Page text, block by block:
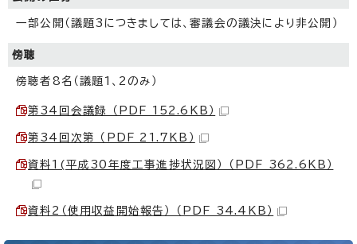
一部公開（議題3につきましては、審議会の議決により非公開）
傍聴
傍聴者8名（議題1、2のみ）
第34回会議録 （PDF 152.6KB）
第34回次第 （PDF 21.7KB）
資料1(平成30年度工事進捗状況図） （PDF 362.6KB）
資料2（使用収益開始報告） （PDF 34.4KB）